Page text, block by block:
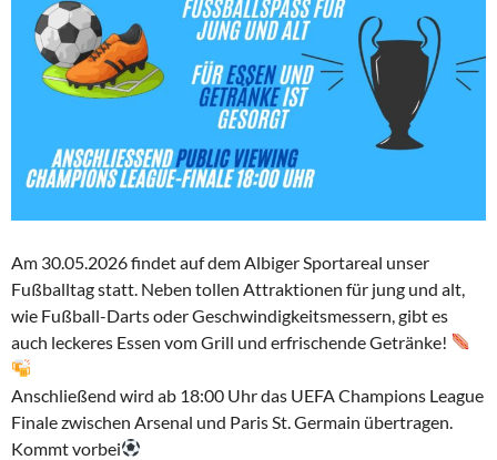
Am 30.05.2026 findet auf dem Albiger Sportareal unser
Fußballtag statt. Neben tollen Attraktionen für jung und alt,
wie Fußball-Darts oder Geschwindigkeitsmessern, gibt es
auch leckeres Essen vom Grill und erfrischende Getränke!
Anschließend wird ab 18:00 Uhr das UEFA Champions League
Finale zwischen Arsenal und Paris St. Germain übertragen.
Kommt vorbei